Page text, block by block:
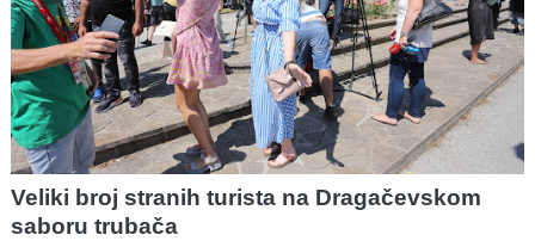
Veliki broj stranih turista na Dragačevskom
saboru trubača